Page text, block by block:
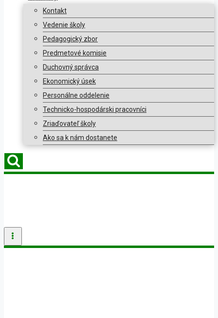
Kontakt
Vedenie školy
Pedagogický zbor
Predmetové komisie
Duchovný správca
Ekonomický úsek
Personálne oddelenie
Technicko-hospodárski pracovníci
Zriaďovateľ školy
Ako sa k nám dostanete